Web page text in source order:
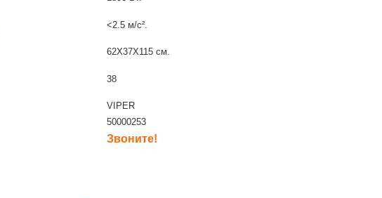
<2.5 м/с².
62X37X115 см.
38
VIPER
50000253
Звоните!